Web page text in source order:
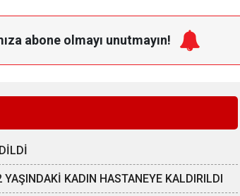
abone olmayı unutmayın!
KADIN HASTANEYE KALDIRILDI